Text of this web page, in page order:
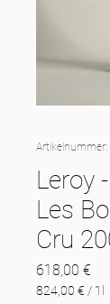
Artikelnummer:
Leroy
Les
Cru
618,00 €
824,00 € / 1l